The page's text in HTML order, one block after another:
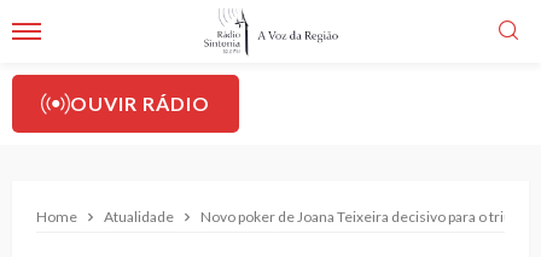
OUVIR RÁDIO
Home Atualidade Novo poker de Joana Teixeira decisivo para o triunfo